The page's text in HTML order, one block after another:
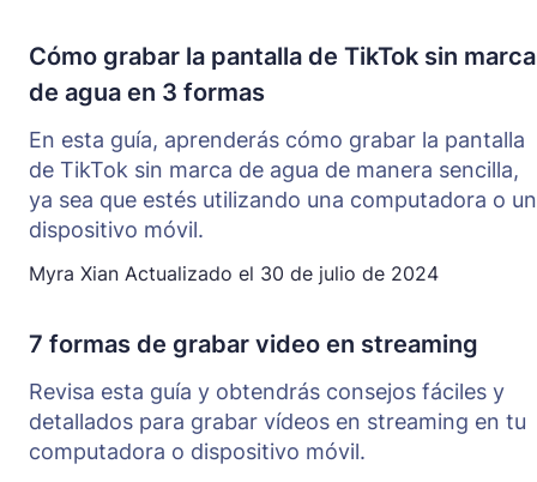
Cómo grabar la pantalla de TikTok sin marca
de agua en 3 formas
En esta guía, aprenderás cómo grabar la pantalla
de TikTok sin marca de agua de manera sencilla,
ya sea que estés utilizando una computadora o un
dispositivo móvil.
Myra Xian Actualizado el 30 de julio de 2024
7 formas de grabar video en streaming
Revisa esta guía y obtendrás consejos fáciles y
detallados para grabar vídeos en streaming en tu
computadora o dispositivo móvil.